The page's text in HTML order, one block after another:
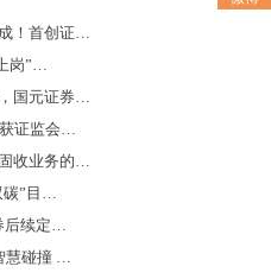
！首创证…
岗”…
国元证券…
证监会…
收业务的…
”目…
后续定…
慧碰撞 …